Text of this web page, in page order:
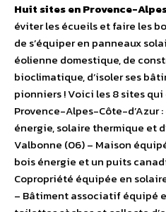
Huit sites en Provence-
éviter les écueils et faire les
de s’équiper en panneaux
éolienne domestique, de
bioclimatique, d’isoler ses
pionniers ! Voici les 8 sites
Provence-Alpes-Côte-d’Azur
énergie, solaire thermique et
Valbonne (06) – Maison
bois énergie et un puits
Copropriété équipée en
– Bâtiment associatif équipé